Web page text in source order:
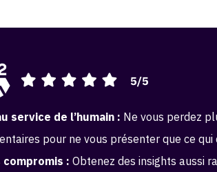
service de l’humain : Ne vous perdez
pour ne vous présenter que ce
compromis : Obtenez des insights aussi